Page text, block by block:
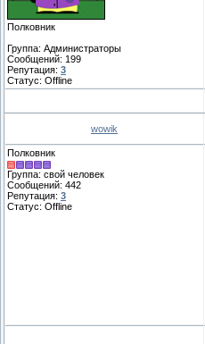
Полковник
Группа: Администраторы
Сообщений: 199
Репутация: 3
Статус: Offline
wowik
Полковник
Группа: свой человек
Сообщений: 442
Репутация: 3
Статус: Offline